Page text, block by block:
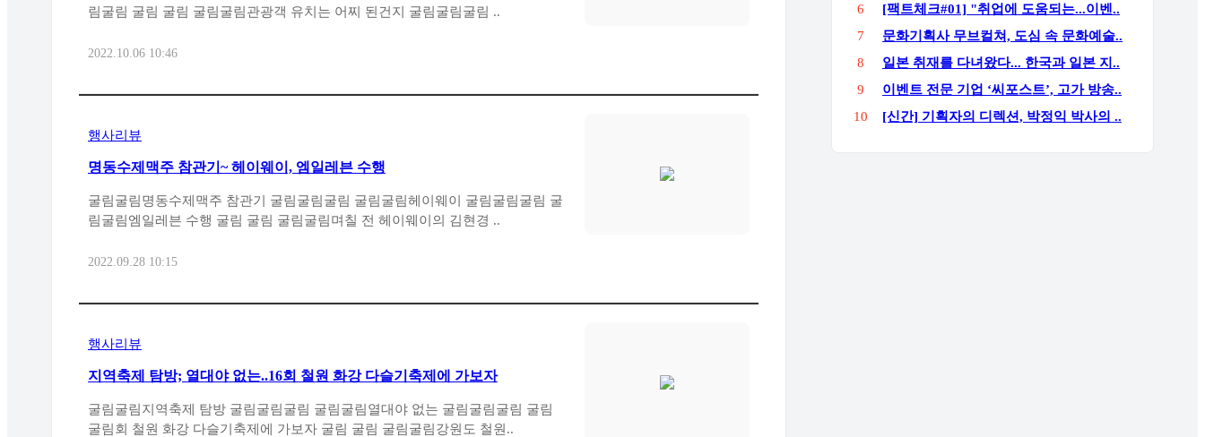
림굴림 굴림 굴림 굴림굴림관광객 유치는 어찌 된건지 굴림굴림굴림 ..
2022.10.06 10:46
행사리뷰
명동수제맥주 참관기~ 헤이웨이, 엠일레븐 수행
굴림굴림명동수제맥주 참관기 굴림굴림굴림 굴림굴림헤이웨이 굴림굴림굴림 굴
림굴림엠일레븐 수행 굴림 굴림 굴림굴림며칠 전 헤이웨이의 김현경 ..
2022.09.28 10:15
행사리뷰
지역축제 탐방; 열대야 없는..16회 철원 화강 다슬기축제에 가보자
굴림굴림지역축제 탐방 굴림굴림굴림 굴림굴림열대야 없는 굴림굴림굴림 굴림
굴림회 철원 화강 다슬기축제에 가보자 굴림 굴림 굴림굴림강원도 철원..
6
[팩트체크#01] "취업에 도움되는...이벤..
7
문화기획사 무브컬쳐, 도심 속 문화예술..
8
일본 취재를 다녀왔다... 한국과 일본 지..
9
이벤트 전문 기업 ‘씨포스트’, 고가 방송..
10
[신간] 기획자의 디렉션, 박정익 박사의 ..